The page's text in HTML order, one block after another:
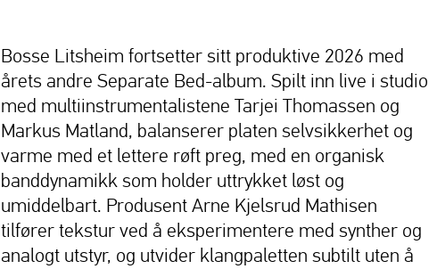
Bosse Litsheim fortsetter sitt produktive 2026 med
årets andre Separate Bed-album. Spilt inn live i studio
med multiinstrumentalistene Tarjei Thomassen og
Markus Matland, balanserer platen selvsikkerhet og
varme med et lettere røft preg, med en organisk
banddynamikk som holder uttrykket løst og
umiddelbart. Produsent Arne Kjelsrud Mathisen
tilfører tekstur ved å eksperimentere med synther og
analogt utstyr, og utvider klangpaletten subtilt uten å